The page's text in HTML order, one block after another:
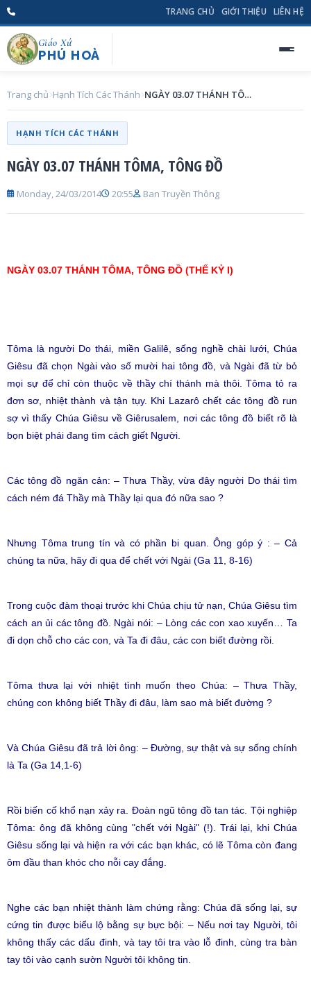
TRANG CHỦ GIỚI THIỆU LIÊN HỆ
Giáo Xứ
PHÚ HOÀ
Trang chủ Hạnh Tích Các Thánh NGÀY 03.07 THÁNH TÔMA, TÔNG ĐỒ
HẠNH TÍCH CÁC THÁNH
NGÀY 03.07 THÁNH TÔMA, TÔNG ĐỒ
Monday, 24/03/2014 20:55 Ban Truyền Thông
NGÀY 03.07 THÁNH TÔMA, TÔNG ĐỒ (THẾ KỶ I)
Tôma là người Do thái, miền Galilê, sống nghề chài lưới, Chúa
Giêsu đã chọn Ngài vào số mười hai tông đồ, và Ngài đã từ bỏ
mọi sự để chỉ còn thuộc về thầy chí thánh mà thôi. Tôma tỏ ra
đơn sơ, nhiệt thành và tận tụy. Khi Lazarô chết các tông đồ run
sợ vì thấy Chúa Giêsu về Giêrusalem, nơi các tông đồ biết rõ là
bọn biệt phái đang tìm cách giết Người.
Các tông đồ ngăn cản: – Thưa Thầy, vừa đây người Do thái tìm
cách ném đá Thầy mà Thầy lại qua đó nữa sao ?
Nhưng Tôma trung tín và có phần bi quan. Ông góp ý : – Cả
chúng ta nữa, hãy đi qua để chết với Ngài (Ga 11, 8-16)
Trong cuộc đàm thoại trước khi Chúa chịu tử nạn, Chúa Giêsu tìm
cách an ủi các tông đồ. Ngài nói: – Lòng các con xao xuyến… Ta
đi dọn chỗ cho các con, và Ta đi đâu, các con biết đường rồi.
Tôma thưa lại với nhiệt tình muốn theo Chúa: – Thưa Thầy,
chúng con không biết Thầy đi đâu, làm sao mà biết đường ?
Và Chúa Giêsu đã trả lời ông: – Đường, sự thật và sự sống chính
là Ta (Ga 14,1-6)
Rồi biến cố khổ nạn xảy ra. Đoàn ngũ tông đồ tan tác. Tội nghiệp
Tôma: ông đã không cùng "chết với Ngài" (!). Trái lại, khi Chúa
Giêsu sống lại và hiện ra với các bạn khác, có lẽ Tôma còn đang
ôm đầu than khóc cho nỗi cay đắng.
Nghe các bạn nhiệt thành làm chứng rằng: Chúa đã sống lại, sự
cứng tin được biểu lộ bằng sự bực bội: – Nếu nơi tay Người, tôi
không thấy các dấu đinh, và tay tôi tra vào lỗ đinh, cùng tra bàn
tay tôi vào cạnh sườn Người tôi không tin.